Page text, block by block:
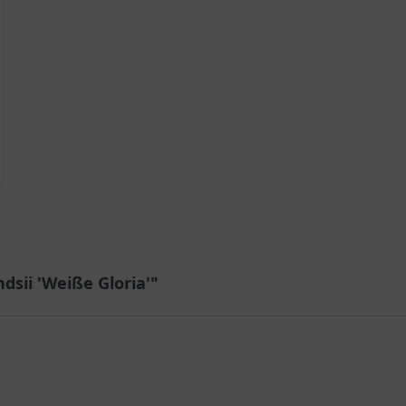
'Weiße Gloria' bekannt, ist eine der begehrtesten
erfahren Sie alles Wissenswerte über Wuchs,
'Weiße Gloria'"